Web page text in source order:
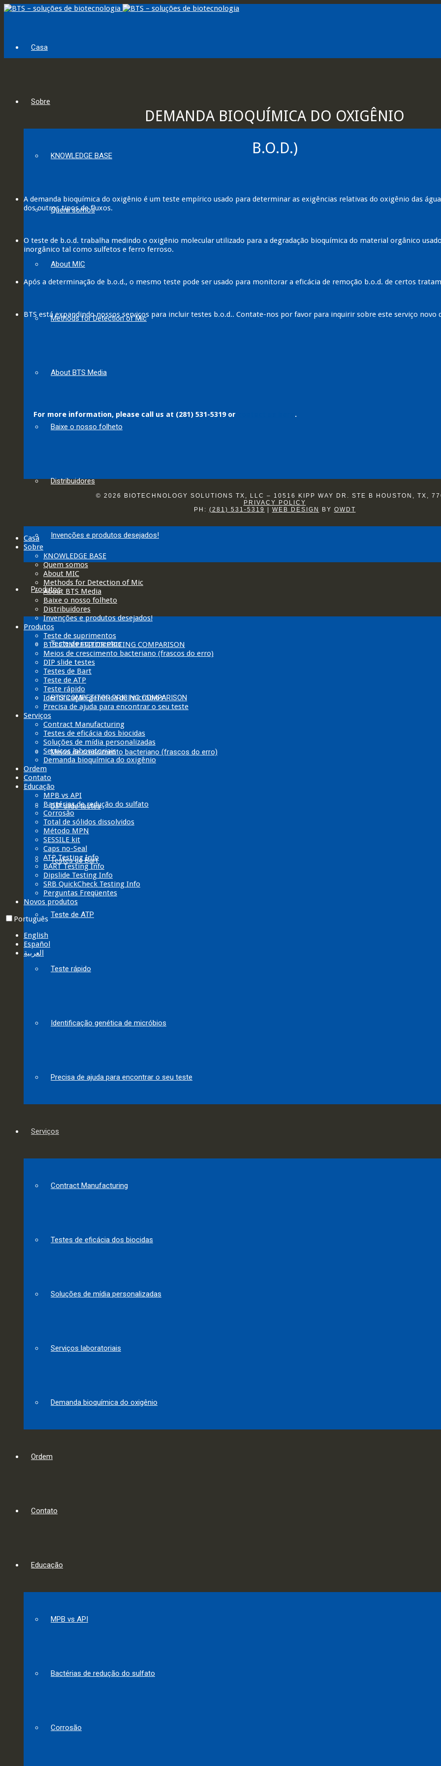
Casa
Sobre
KNOWLEDGE BASE
Quem somos
About MIC
Methods for Detection of Mic
About BTS Media
Baixe o nosso folheto
Distribuidores
Invenções e produtos desejados!
Produtos
Teste de suprimentos
BTS COMPETITOR PRICING COMPARISON
Meios de crescimento bacteriano (frascos do erro)
DIP slide testes
Testes de Bart
Teste de ATP
Teste rápido
Identificação genética de micróbios
Precisa de ajuda para encontrar o seu teste
Serviços
Contract Manufacturing
Testes de eficácia dos biocidas
Soluções de mídia personalizadas
Serviços laboratoriais
Demanda bioquímica do oxigênio
Ordem
Contato
Educação
MPB vs API
Bactérias de redução do sulfato
Corrosão
DEMANDA BIOQUÍMICA DO OXIGÊNIO
B.O.D.)
A demanda bioquímica do oxigênio é um teste empírico usado para determinar as exigências relativas do oxigênio das
dos outros tipos de fluxos.
O teste de b.o.d. trabalha medindo o oxigênio molecular utilizado para a degradação bioquímica do material orgânico
inorgânico tal como sulfetos e ferro ferroso.
Após a determinação de b.o.d., o mesmo teste pode ser usado para monitorar a eficácia de remoção b.o.d. de certos
BTS está expandindo nossos serviços para incluir testes b.o.d.. Contate-nos por favor para inquirir sobre este serviço novo
For more information, please call us at (281) 531-5319 or .
© 2026 BIOTECHNOLOGY SOLUTIONS TX, LLC – 10516 KIPP WAY DR. STE B HOUSTON, TX,
PRIVACY POLICY
PH: (281) 531-5319 WEB DESIGN BY OWDT
Casa
Sobre
KNOWLEDGE BASE
Quem somos
About MIC
Methods for Detection of Mic
About BTS Media
Baixe o nosso folheto
Distribuidores
Invenções e produtos desejados!
Produtos
Teste de suprimentos
BTS COMPETITOR PRICING COMPARISON
Meios de crescimento bacteriano (frascos do erro)
DIP slide testes
Testes de Bart
Teste de ATP
Teste rápido
Identificação genética de micróbios
Precisa de ajuda para encontrar o seu teste
Serviços
Contract Manufacturing
Testes de eficácia dos biocidas
Soluções de mídia personalizadas
Serviços laboratoriais
Demanda bioquímica do oxigênio
Ordem
Contato
Educação
MPB vs API
Bactérias de redução do sulfato
Corrosão
Total de sólidos dissolvidos
Método MPN
SESSILE kit
Caps no-Seal
ATP Testing Info
BART Testing Info
Dipslide Testing Info
SRB QuickCheck Testing Info
Perguntas Freqüentes
Novos produtos
Português
English
Español
العربية‏